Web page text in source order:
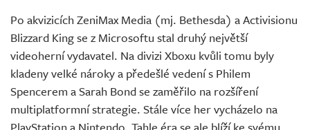
Živě
Po akvizicích ZeniMax Media (mj. Bethesda) a Activisionu
Blizzard King se z Microsoftu stal druhý největší
videoherní vydavatel. Na divizi Xboxu kvůli tomu byly
kladeny velké nároky a předešlé vedení s Philem
Spencerem a Sarah Bond se zaměřilo na rozšíření
multiplatformní strategie. Stále více her vycházelo na